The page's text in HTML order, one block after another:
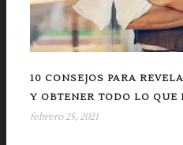
10 CONSEJOS PARA
Y OBTENER TODO LO QUE
febrero 25, 2021